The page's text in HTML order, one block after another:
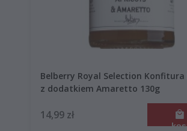
Belberry Royal Selection
z dodatkiem Amaretto 130g
14,99 zł